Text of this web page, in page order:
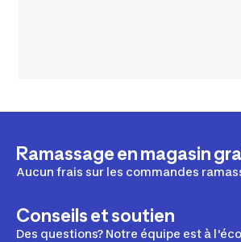
Ramassage en magasin
Aucun frais sur les commandes
Conseils et soutien
Des questions? Notre équipe est à